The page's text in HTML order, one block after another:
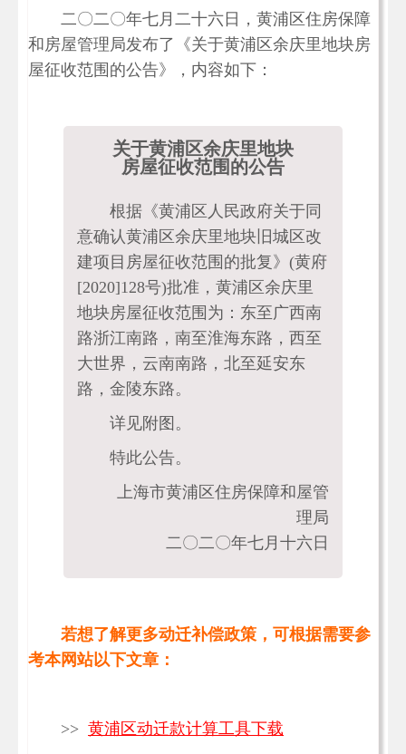
二〇二〇年七月二十六日，黄浦区住房保障
和房屋管理局发布了《关于黄浦区余庆里地块房
屋征收范围的公告》，内容如下：
关于黄浦区余庆里地块
房屋征收范围的公告
根据《黄浦区人民政府关于同
意确认黄浦区余庆里地块旧城区改
建项目房屋征收范围的批复》(黄府
[2020]128号)批准，黄浦区余庆里
地块房屋征收范围为：东至广西南
路浙江南路，南至淮海东路，西至
大世界，云南南路，北至延安东
路，金陵东路。
详见附图。
特此公告。
上海市黄浦区住房保障和屋管
理局
二〇二〇年七月十六日
若想了解更多动迁补偿政策，可根据需要参
考本网站以下文章：
>> 黄浦区动迁款计算工具下载